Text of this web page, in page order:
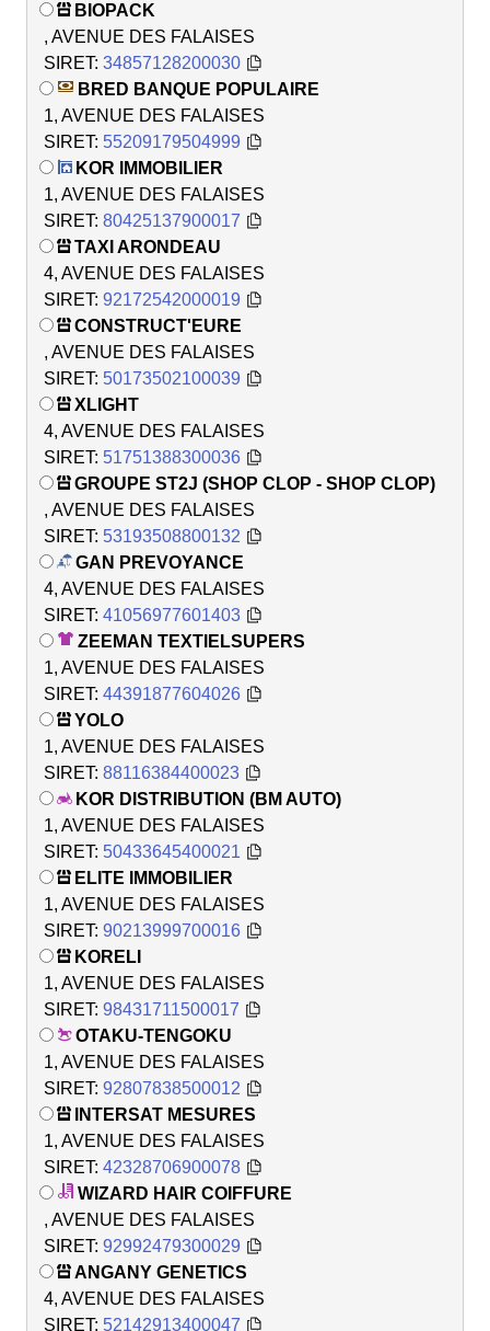
BIOPACK
, AVENUE DES FALAISES
SIRET: 34857128200030
BRED BANQUE POPULAIRE
1, AVENUE DES FALAISES
SIRET: 55209179504999
KOR IMMOBILIER
1, AVENUE DES FALAISES
SIRET: 80425137900017
TAXI ARONDEAU
4, AVENUE DES FALAISES
SIRET: 92172542000019
CONSTRUCT'EURE
, AVENUE DES FALAISES
SIRET: 50173502100039
XLIGHT
4, AVENUE DES FALAISES
SIRET: 51751388300036
GROUPE ST2J (SHOP CLOP - SHOP CLOP)
, AVENUE DES FALAISES
SIRET: 53193508800132
GAN PREVOYANCE
4, AVENUE DES FALAISES
SIRET: 41056977601403
ZEEMAN TEXTIELSUPERS
1, AVENUE DES FALAISES
SIRET: 44391877604026
YOLO
1, AVENUE DES FALAISES
SIRET: 88116384400023
KOR DISTRIBUTION (BM AUTO)
1, AVENUE DES FALAISES
SIRET: 50433645400021
ELITE IMMOBILIER
1, AVENUE DES FALAISES
SIRET: 90213999700016
KORELI
1, AVENUE DES FALAISES
SIRET: 98431711500017
OTAKU-TENGOKU
1, AVENUE DES FALAISES
SIRET: 92807838500012
INTERSAT MESURES
1, AVENUE DES FALAISES
SIRET: 42328706900078
WIZARD HAIR COIFFURE
, AVENUE DES FALAISES
SIRET: 92992479300029
ANGANY GENETICS
4, AVENUE DES FALAISES
SIRET: 52142913400047